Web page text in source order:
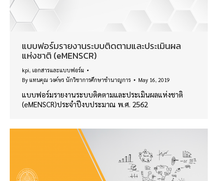
แบบฟอร์มรายงานระบบติดตามและประเมินผล
แห่งชาติ (eMENSCR)
kpi, เอกสารและแบบฟอร์ม
By แทนคุณ วงค์ษร นักวิชาการศึกษาชำนาญการ May 16, 2019
แบบฟอร์มรายงานระบบติดตามและประเมินผลแห่งชาติ
(eMENSCR)ประจำปีงบประมาณ พ.ศ. 2562